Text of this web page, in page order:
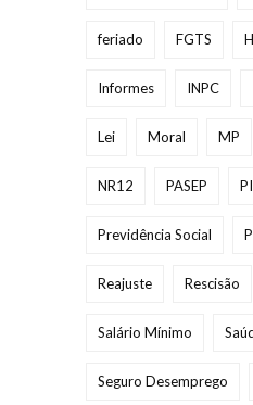
feriado FGTS
Informes INPC
Lei Moral MP
NR12 PASEP
Previdência Social
Reajuste Rescisão
Salário Mínimo
Seguro Desemprego